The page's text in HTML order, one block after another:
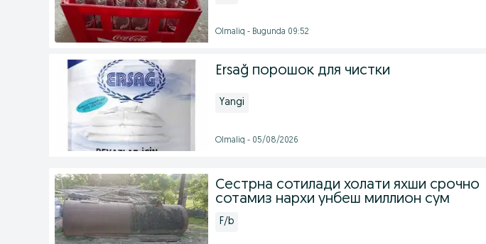
Olmaliq - Bugunda 09:52
Ersağ порошок для чистки
Yangi
Olmaliq - 05/08/2026
Сестрна сотилади холати яхши срочно
сотамиз нархи унбеш миллион сум
F/b